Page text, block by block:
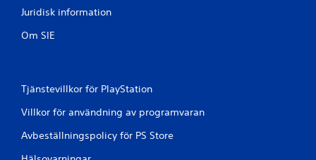
Juridisk information
Om SIE
Tjänstevillkor för PlayStation
Villkor för användning av programvaran
Avbeställningspolicy för PS Store